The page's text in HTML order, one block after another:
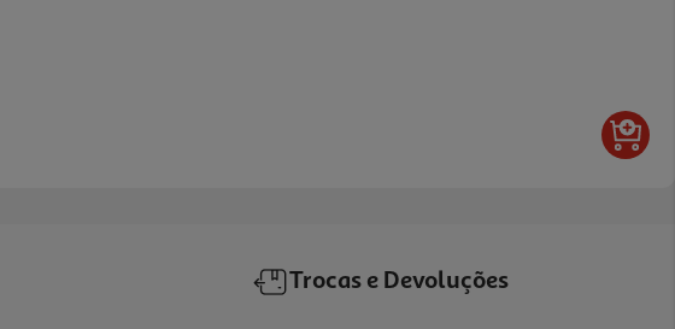
Trocas e Devoluções